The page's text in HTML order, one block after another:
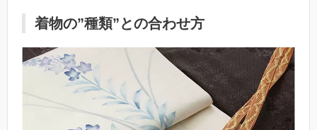
着物の”種類”との合わせ方